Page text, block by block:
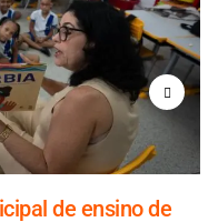
de ensino de